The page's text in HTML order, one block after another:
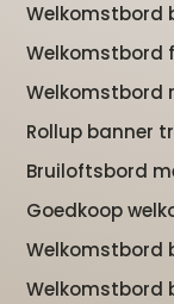
Welkomstbord
Welkomstbord
Welkomstbord
Rollup banner
Bruiloftsbord
Goedkoop
Welkomstbord
Welkomstbord